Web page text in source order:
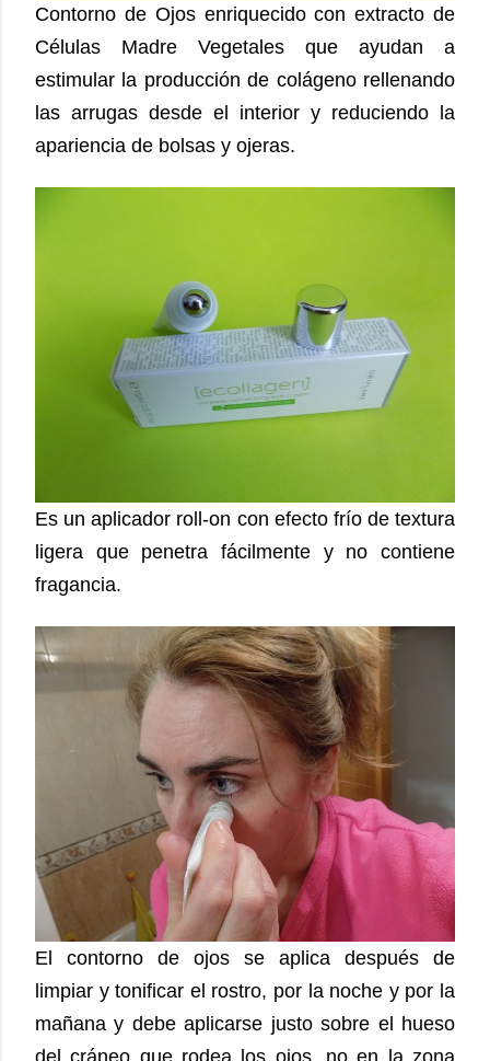
Contorno de Ojos enriquecido con extracto de
Células Madre Vegetales que ayudan a
estimular la producción de colágeno rellenando
las arrugas desde el interior y reduciendo la
apariencia de bolsas y ojeras.
Es un aplicador roll-on con efecto frío de textura
ligera que penetra fácilmente y no contiene
fragancia.
El contorno de ojos se aplica después de
limpiar y tonificar el rostro, por la noche y por la
mañana y debe aplicarse justo sobre el hueso